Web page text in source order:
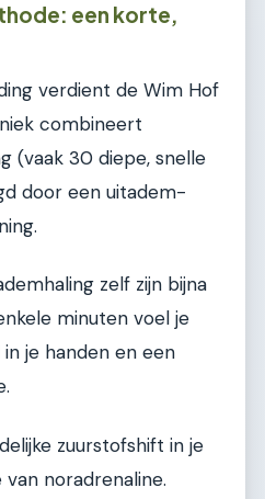
een korte,
verdient de Wim Hof
combineert
(vaak 30 diepe, snelle
door een uitadem-
zelf zijn bijna
minuten voel je
je handen en een
zuurstofshift in je
noradrenaline.